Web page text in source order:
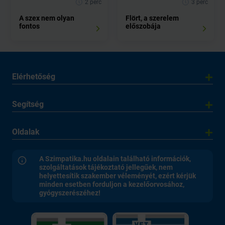
2 perc
A szex nem olyan
fontos
3 perc
Flört, a szerelem
előszobája
Elérhetőség
Segítség
Oldalak
A Szimpatika.hu oldalain található információk,
szolgáltatások tájékoztató jellegűek, nem
helyettesítik szakember véleményét, ezért kérjük
minden esetben forduljon a kezelőorvosához,
gyógyszerészéhez!